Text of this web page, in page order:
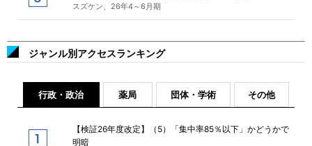
スズケン、26年4～6月期
ジャンル別アクセスランキング
行政・政治 薬局 団体・学術 その他
【検証26年度改定】（5）「集中率85％以下」かどうかで
明暗